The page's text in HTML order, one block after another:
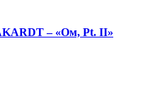
– «Ом, Pt. II»